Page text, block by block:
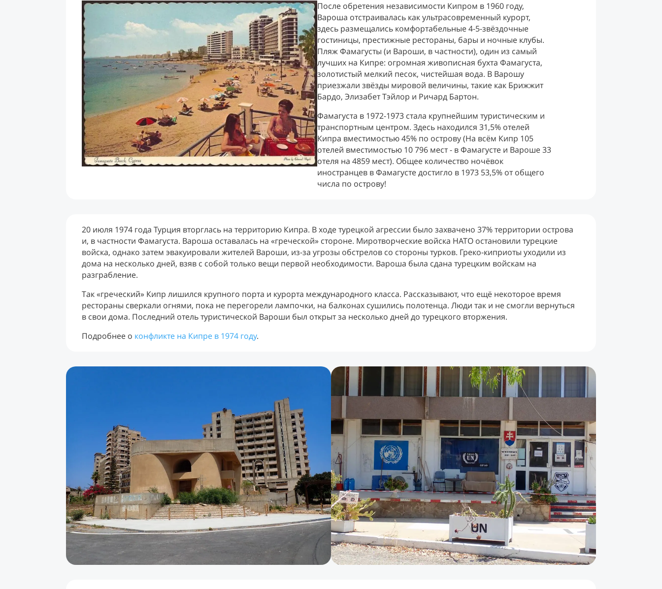
После обретения независимости Кипром в 1960 году,
Вароша отстраивалась как ультрасовременный курорт,
здесь размещались комфортабельные 4-5-звёздочные
гостиницы, престижные рестораны, бары и ночные клубы.
Пляж Фамагусты (и Вароши, в частности), один из самый
лучших на Кипре: огромная живописная бухта Фамагуста,
золотистый мелкий песок, чистейшая вода. В Варошу
приезжали звёзды мировой величины, такие как Брижжит
Бардо, Элизабет Тэйлор и Ричард Бартон.
Фамагуста в 1972-1973 стала крупнейшим туристическим и
транспортным центром. Здесь находился 31,5% отелей
Кипра вместимостью 45% по острову (На всём Кипр 105
отелей вместимостью 10 796 мест - в Фамагусте и Вароше 33
отеля на 4859 мест). Общее количество ночёвок
иностранцев в Фамагусте достигло в 1973 53,5% от общего
числа по острову!
20 июля 1974 года Турция вторглась на территорию Кипра. В ходе турецкой агрессии было захвачено 37% территории острова
и, в частности Фамагуста. Вароша оставалась на «греческой» стороне. Миротворческие войска НАТО остановили турецкие
войска, однако затем эвакуировали жителей Вароши, из-за угрозы обстрелов со стороны турков. Греко-киприоты уходили из
дома на несколько дней, взяв с собой только вещи первой необходимости. Вароша была сдана турецким войскам на
разграбление.
Так «греческий» Кипр лишился крупного порта и курорта международного класса. Рассказывают, что ещё некоторое время
рестораны сверкали огнями, пока не перегорели лампочки, на балконах сушились полотенца. Люди так и не смогли вернуться
в свои дома. Последний отель туристической Вароши был открыт за несколько дней до турецкого вторжения.
Подробнее о конфликте на Кипре в 1974 году.